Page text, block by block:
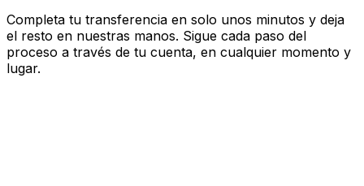
Completa tu transferencia en solo unos minutos y deja
el resto en nuestras manos. Sigue cada paso del
proceso a través de tu cuenta, en cualquier momento y
lugar.